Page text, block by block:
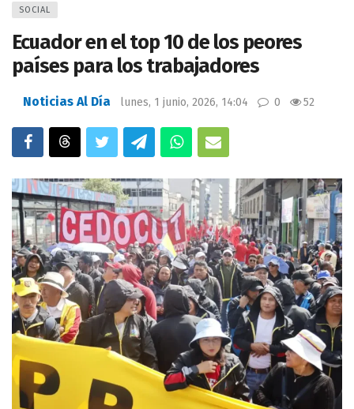
SOCIAL
Ecuador en el top 10 de los peores
países para los trabajadores
Noticias Al Día lunes, 1 junio, 2026, 14:04 0 52